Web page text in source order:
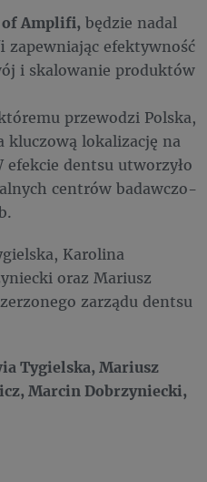
of Amplifi, będzie nadal
zapewniając efektywność
i skalowanie produktów
przewodzi Polska,
kluczową lokalizację na
dentsu utworzyło
centrów badawczo-
Karolina
oraz Mariusz
zarządu dentsu
Tygielska, Mariusz
Marcin Dobrzyniecki,